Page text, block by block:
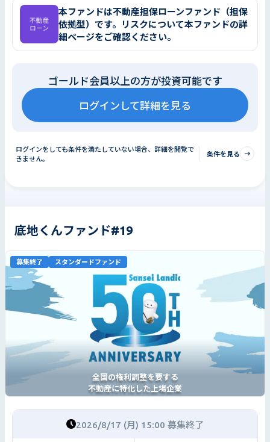
本ファンドは不動産担保ローンファンド（担保
依拠型）です。リスクについて本ファンドの詳
細ページをご確認ください。
ゴールド会員以上の方が投資可能です
ログインして詳細を見る
ログインをしても条件を満たしていない場合、詳細を閲覧で
きません。
条件を見る
底地くんファンド#19
募集終了 スタンダードファンド
全国の権利調整を要する
不動産に特化した上場企業
2026/8/17 (月) 15:00 募集終了